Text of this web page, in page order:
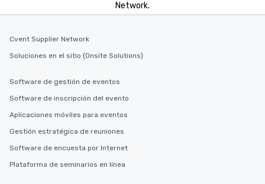
Network.
Cvent Supplier Network
Soluciones en el sitio (Onsite Solutions)
Software de gestión de eventos
Software de inscripción del evento
Aplicaciones móviles para eventos
Gestión estratégica de reuniones
Software de encuesta por Internet
Plataforma de seminarios en línea